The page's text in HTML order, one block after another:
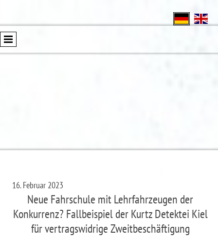
16. Februar 2023
Neue Fahrschule mit Lehrfahrzeugen der
Konkurrenz? Fallbeispiel der Kurtz Detektei Kiel
für vertragswidrige Zweitbeschäftigung